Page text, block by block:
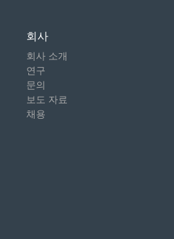
회사
회사 소개
연구
문의
보도 자료
채용